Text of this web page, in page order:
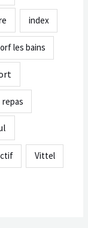
index
les bains
repas
Vittel